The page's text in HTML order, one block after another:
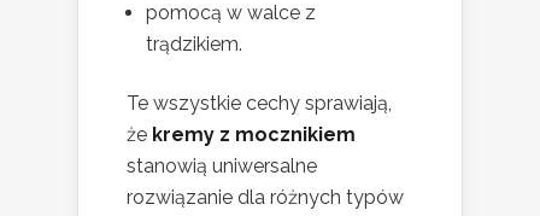
pomocą w walce z
trądzikiem.
Te wszystkie cechy sprawiają,
że kremy z mocznikiem
stanowią uniwersalne
rozwiązanie dla różnych typów